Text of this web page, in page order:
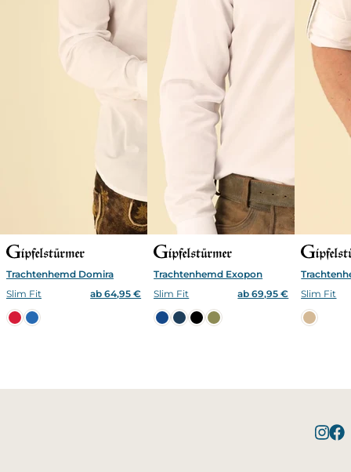
Trachtenhemd Domira
Slim Fit
ab 64,95 €
Trachtenhemd Exopon
Slim Fit
ab 69,95 €
Slim Fit
1 Artikel wurde in Deinen Warenkorb gelegt